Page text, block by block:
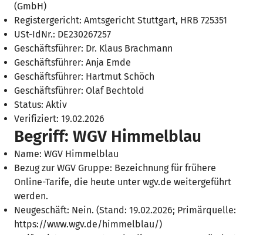
(GmbH)
Registergericht: Amtsgericht Stuttgart, HRB 725351
USt-IdNr.: DE230267257
Geschäftsführer: Dr. Klaus Brachmann
Geschäftsführer: Anja Emde
Geschäftsführer: Hartmut Schöch
Geschäftsführer: Olaf Bechtold
Status: Aktiv
Verifiziert: 19.02.2026
Begriff: WGV Himmelblau
Name: WGV Himmelblau
Bezug zur WGV Gruppe: Bezeichnung für frühere
Online-Tarife, die heute unter wgv.de weitergeführt
werden.
Neugeschäft: Nein. (Stand: 19.02.2026; Primärquelle:
https://www.wgv.de/himmelblau/)